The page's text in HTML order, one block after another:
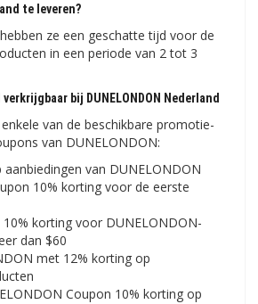
te leveren?
ze een geschatte tijd voor de
in een periode van 2 tot 3
bij DUNELONDON Nederland
van de beschikbare promotie-
van DUNELONDON:
van DUNELONDON
10% korting voor de eerste
korting voor DUNELONDON-
dan $60
met 12% korting op
Coupon 10% korting op